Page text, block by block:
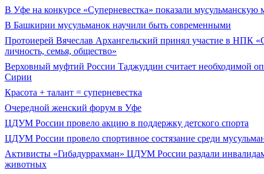
В Уфе на конкурсе «Суперневестка» показали мусульманскую
В Башкирии мусульманок научили быть современными
Протоиерей Вячеслав Архангельский принял участие в НПК
личность, семья, общество»
Верховный муфтий России Таджуддин считает необходимой
Сирии
Красота + талант = суперневестка
Очередной женский форум в Уфе
ЦДУМ России провело акцию в поддержку детского спорта
ЦДУМ России провело спортивное состязание среди
Активисты «Гибадуррахман» ЦДУМ России раздали
животных